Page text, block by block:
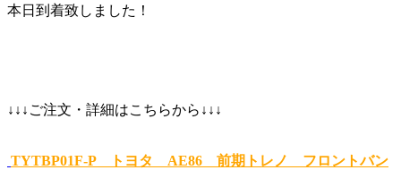
本日到着致しました！
↓↓↓ご注文・詳細はこちらから↓↓↓
TYTBP01F-P トヨタ AE86 前期トレノ フロントバン